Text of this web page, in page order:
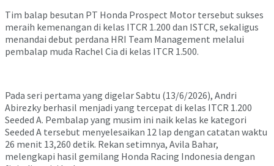
Tim balap besutan PT Honda Prospect Motor tersebut sukses
meraih kemenangan di kelas ITCR 1.200 dan ISTCR, sekaligus
menandai debut perdana HRI Team Management melalui
pembalap muda Rachel Cia di kelas ITCR 1.500.
Pada seri pertama yang digelar Sabtu (13/6/2026), Andri
Abirezky berhasil menjadi yang tercepat di kelas ITCR 1.200
Seeded A. Pembalap yang musim ini naik kelas ke kategori
Seeded A tersebut menyelesaikan 12 lap dengan catatan waktu
26 menit 13,260 detik. Rekan setimnya, Avila Bahar,
melengkapi hasil gemilang Honda Racing Indonesia dengan